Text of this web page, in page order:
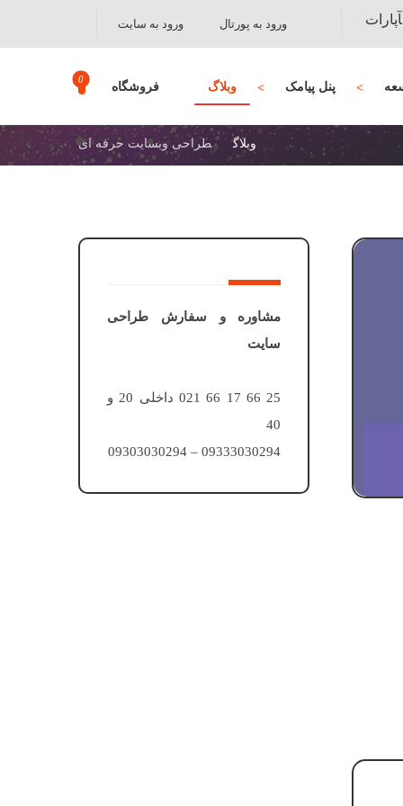
ورود به سایت ورود به پورتال آپارات
پنل پیامک وبلاگ فروشگاه
وبلاگ طراحی وبسایت حرفه ای
مشاوره و سفارش طراحی
سایت
25 66 17 66 021 داخلی 20 و
40
09333030294 – 09303030294